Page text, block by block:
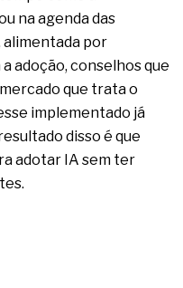
na agenda das
alimentada por
adoção, conselhos que
que trata o
implementado já
disso é que
adotar IA sem ter